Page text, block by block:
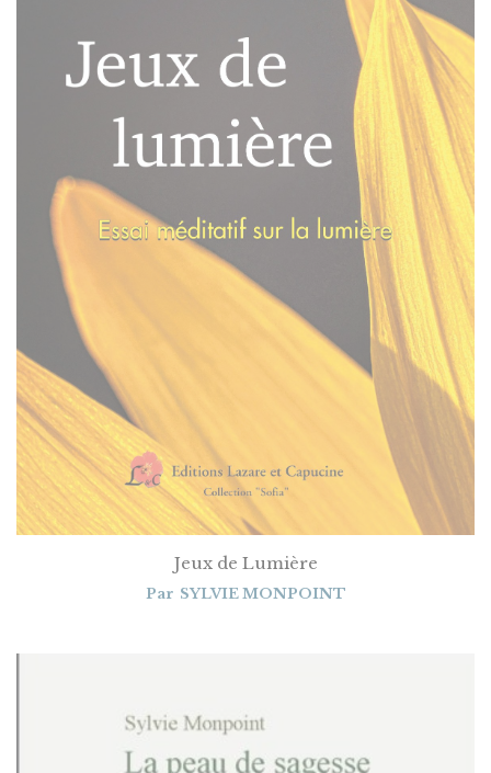
Jeux de Lumière
Par SYLVIE MONPOINT